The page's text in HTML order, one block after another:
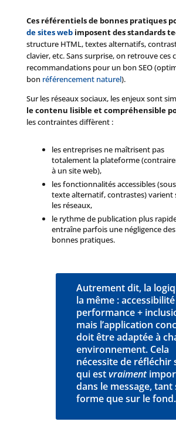
Ces référentiels de bonnes pratiques
de sites web imposent des standards
structure HTML, textes alternatifs,
clavier, etc. Sans surprise, on retrouve ces
recommandations pour un bon SEO
bon référencement naturel).
Sur les réseaux sociaux, les enjeux sont
le contenu lisible et compréhensible
les contraintes diffèrent :
les entreprises ne maîtrisent pas
totalement la plateforme
à un site web),
les fonctionnalités accessibles
texte alternatif, contrastes) varient
les réseaux,
le rythme de publication plus
entraîne parfois une négligence des
bonnes pratiques.
Autrement dit, la
la même :
performance +
mais l’application
doit être adaptée à
environnement. Cela
nécessite de réfléchir
qui estvraiment
dans le message, tant
forme que sur le